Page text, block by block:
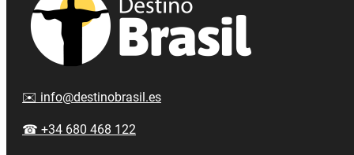
✉️ info@destinobrasil.es
☎ +34 680 468 122